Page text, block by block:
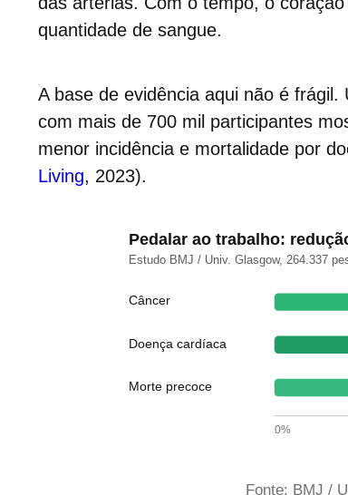
quantidade de sangue.
A base de evidência aqui não é
com mais de 700 mil participantes
menor incidência e mortalidade por
Living, 2023).
Pedalar ao trabalho:
Estudo BMJ / Univ. Glasgow, 264.337
Câncer
Doença cardíaca
Morte precoce
0%
Fonte: BMJ /